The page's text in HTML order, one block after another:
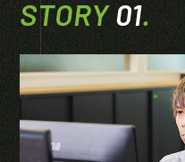
STORY01.